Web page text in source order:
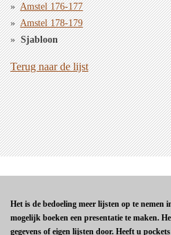
Amstel 176-177
Amstel 178-179
Sjabloon
Terug naar de lijst
Het is de bedoeling meer lijsten op te nemen
mogelijk boeken een presentatie te maken.
gegevens of eigen lijsten door. Heeft u